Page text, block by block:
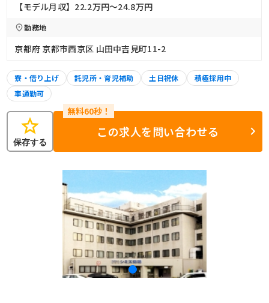
【モデル月収】22.2万円〜24.8万円
勤務地
京都府 京都市西京区 山田中吉見町11-2
寮・借り上げ 託児所・育児補助 土日祝休
積極採用中
車通勤可
star
保存する
この求人を問い合わせる